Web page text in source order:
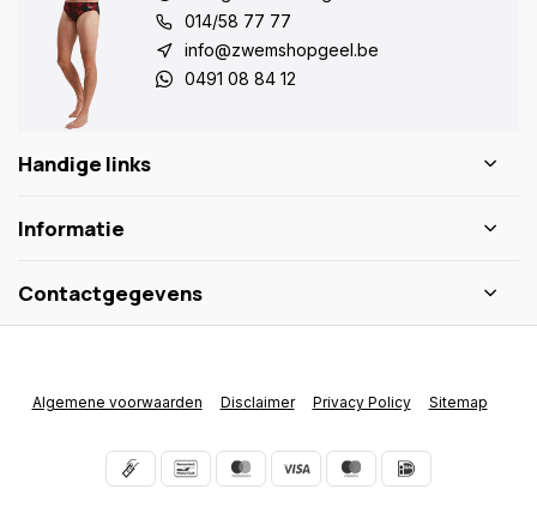
014/58 77 77
info@zwemshopgeel.be
0491 08 84 12
Handige links
Informatie
Contactgegevens
Algemene voorwaarden Disclaimer Privacy Policy Sitemap